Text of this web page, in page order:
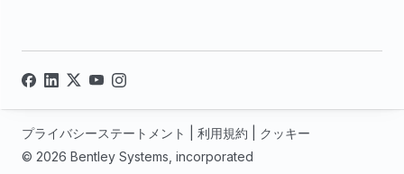
© 2026 Bentley Systems, incorporated
プライバシーステートメント 利用規約 クッキー